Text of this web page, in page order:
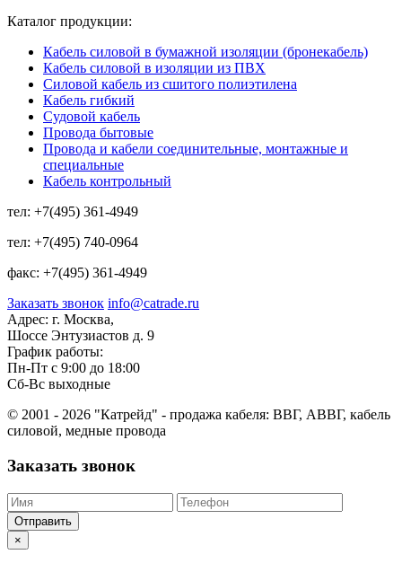
Каталог продукции:
Кабель силовой в бумажной изоляции (бронекабель)
Кабель силовой в изоляции из ПВХ
Силовой кабель из сшитого полиэтилена
Кабель гибкий
Судовой кабель
Провода бытовые
Провода и кабели соединительные, монтажные и
специальные
Кабель контрольный
тел: +7(495) 361-4949
тел: +7(495) 740-0964
факс: +7(495) 361-4949
Заказать звонок info@catrade.ru
Адрес: г. Москва,
Шоссе Энтузиастов д. 9
График работы:
Пн-Пт с 9:00 до 18:00
Сб-Вс выходные
© 2001 - 2026 "Катрейд" - продажа кабеля: ВВГ, АВВГ, кабель
силовой, медные провода
Заказать звонок
Отправить
×